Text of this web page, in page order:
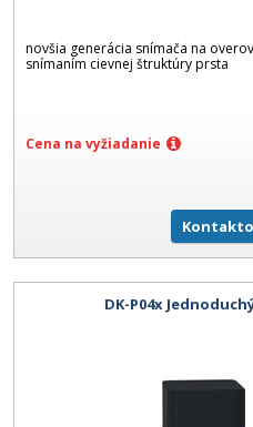
novšia generácia snímača na
snímaním cievnej štruktúry prsta
Cena na vyžiadanie
DK-P04x